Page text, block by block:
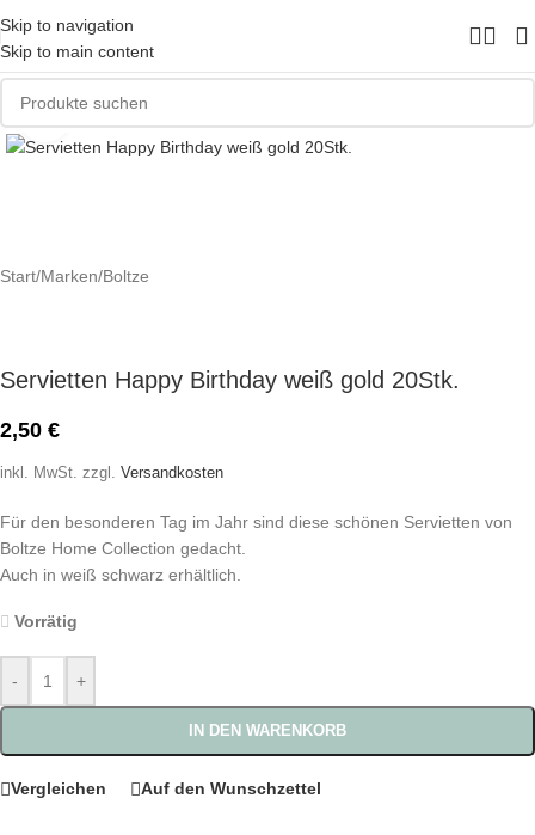
Skip to navigation
Skip to main content
Start/Marken/Boltze
Servietten Happy Birthday weiß gold 20Stk.
2,50 €
inkl. MwSt. zzgl. Versandkosten
Für den besonderen Tag im Jahr sind diese schönen Servietten von
Boltze Home Collection gedacht.
Auch in weiß schwarz erhältlich.
Vorrätig
- +
IN DEN WARENKORB
Vergleichen Auf den Wunschzettel